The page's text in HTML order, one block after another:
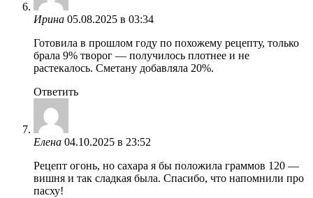
Ирина 05.08.2025 в 03:34
Готовила в прошлом году по похожему рецепту, только
брала 9% творог — получилось плотнее и не
растекалось. Сметану добавляла 20%.
Ответить
Елена 04.10.2025 в 23:52
Рецепт огонь, но сахара я бы положила граммов 120 —
вишня и так сладкая была. Спасибо, что напомнили про
пасху!